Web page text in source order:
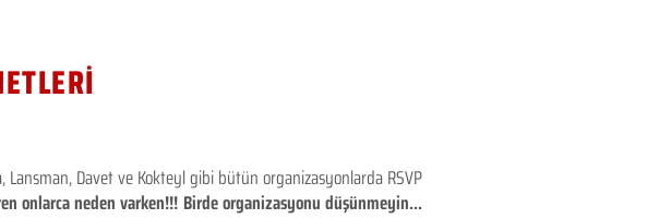
Lansman, Davet ve Kokteyl gibi bütün organizasyonlarda RSVP
onlarca neden varken!!! Birde organizasyonu düşünmeyin...